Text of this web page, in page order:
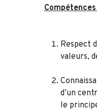
Respect
valeurs,
d’un
le